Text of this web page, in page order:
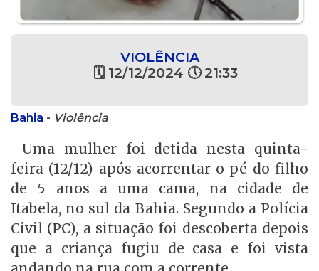
VIOLÊNCIA
🗓 12/12/2024 🕔 21:33
Bahia - Violência
Uma mulher foi detida nesta quinta-
feira (12/12) após acorrentar o pé do filho
de 5 anos a uma cama, na cidade de
Itabela, no sul da Bahia. Segundo a Polícia
Civil (PC), a situação foi descoberta depois
que a criança fugiu de casa e foi vista